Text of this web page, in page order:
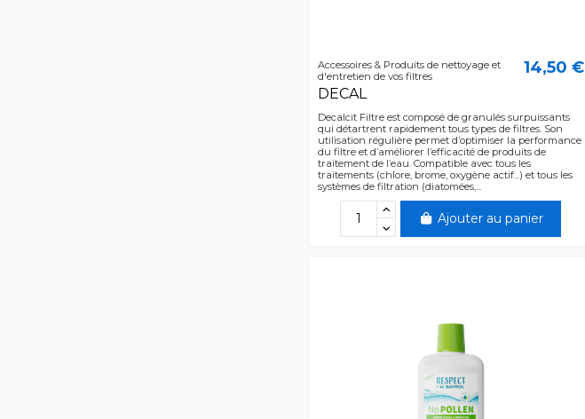
Accessoires & Produits de nettoyage et
d'entretien de vos filtres
DECAL
14,50 €
Decalcit Filtre est composé de granulés surpuissants
qui détartrent rapidement tous types de filtres. Son
utilisation régulière permet d’optimiser la performance
du filtre et d’améliorer l’efficacité de produits de
traitement de l’eau. Compatible avec tous les
traitements (chlore, brome, oxygène actif...) et tous les
systèmes de filtration (diatomées,...
Ajouter au panier